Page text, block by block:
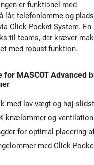
er funktionel med
lår, telefonlomme og plads
Click Pocket System. En
til teams, der kræver
med robust funktion.
for MASCOT Advanced
med lav vægt og høj
knælommer og
for optimal placering
med Click